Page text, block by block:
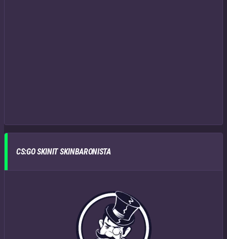
CS:GO SKINIT SKINBARONISTA